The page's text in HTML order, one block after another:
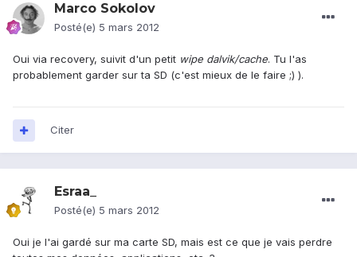
Marco Sokolov
Posté(e) 5 mars 2012
Oui via recovery, suivit d'un petit wipe dalvik/cache. Tu l'as
probablement garder sur ta SD (c'est mieux de le faire ;) ).
Citer
Esraa_
Posté(e) 5 mars 2012
Oui je l'ai gardé sur ma carte SD, mais est ce que je vais perdre